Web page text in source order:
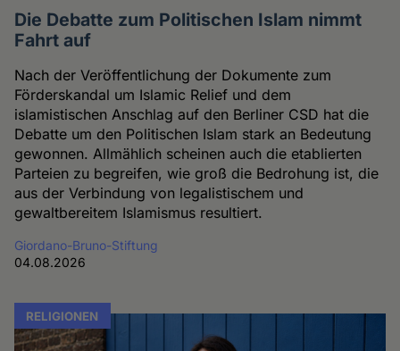
Die Debatte zum Politischen Islam nimmt
Fahrt auf
Nach der Veröffentlichung der Dokumente zum
Förderskandal um Islamic Relief und dem
islamistischen Anschlag auf den Berliner CSD hat die
Debatte um den Politischen Islam stark an Bedeutung
gewonnen. Allmählich scheinen auch die etablierten
Parteien zu begreifen, wie groß die Bedrohung ist, die
aus der Verbindung von legalistischem und
gewaltbereitem Islamismus resultiert.
Giordano-Bruno-Stiftung
04.08.2026
RELIGIONEN